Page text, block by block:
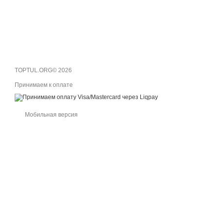
TOPTUL.ORG© 2026
Принимаем к оплате
Мобильная версия